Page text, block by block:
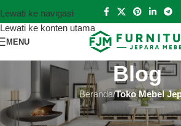
Lewati ke navigasi
Lewati ke konten utama
MENU
Blog
Beranda/Toko Mebel
TOKO MEBEL JEPARA